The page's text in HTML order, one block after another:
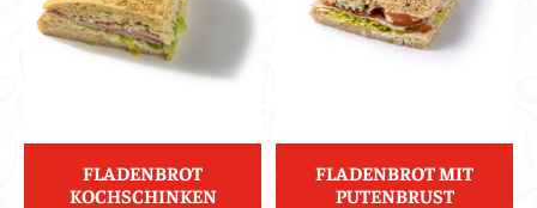
FLADENBROT
KOCHSCHINKEN
FLADENBROT MIT
PUTENBRUST